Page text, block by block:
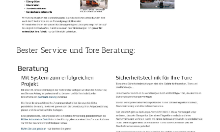
Bester Service und Tore Beratung: